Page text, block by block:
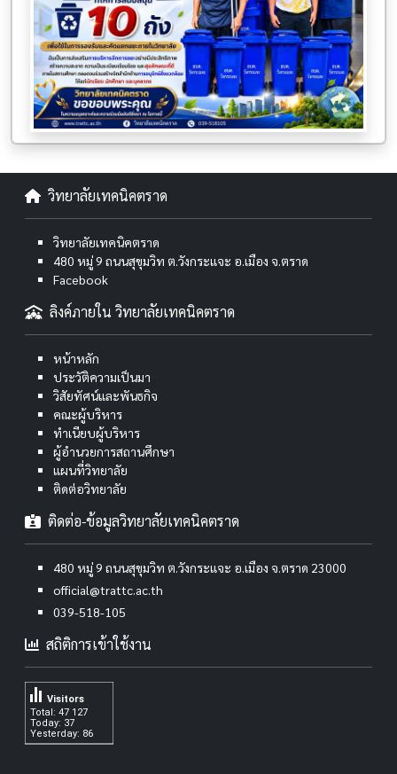
วิทยาลัยเทคนิคตราด
วิทยาลัยเทคนิคตราด
480 หมู่ 9 ถนนสุขุมวิท ต.วังกระแจะ อ.เมือง จ.ตราด
Facebook
ลิงค์ภายใน วิทยาลัยเทคนิคตราด
หน้าหลัก
ประวัติความเป็นมา
วิสัยทัศน์และพันธกิจ
คณะผู้บริหาร
ทำเนียบผู้บริหาร
ผู้อำนวยการสถานศึกษา
แผนที่วิทยาลัย
ติดต่อวิทยาลัย
ติดต่อ-ข้อมูลวิทยาลัยเทคนิคตราด
480 หมู่ 9 ถนนสุขุมวิท ต.วังกระแจะ อ.เมือง จ.ตราด 23000
official@trattc.ac.th
039-518-105
สถิติการเข้าใช้งาน
Total: 47 127
Today: 37
Yesterday: 86
Visitors